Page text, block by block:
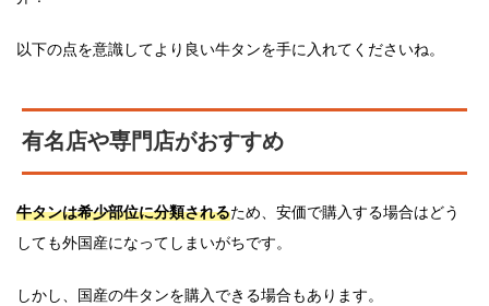
以下の点を意識してより良い牛タンを手に入れてくださいね。
有名店や専門店がおすすめ
牛タンは希少部位に分類されるため、安価で購入する場合はどう
しても外国産になってしまいがちです。
しかし、国産の牛タンを購入できる場合もあります。